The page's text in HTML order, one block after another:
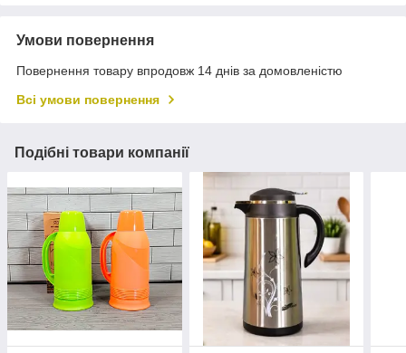
Умови повернення
Повернення товару впродовж 14 днів за домовленістю
Всі умови повернення
Подібні товари компанії